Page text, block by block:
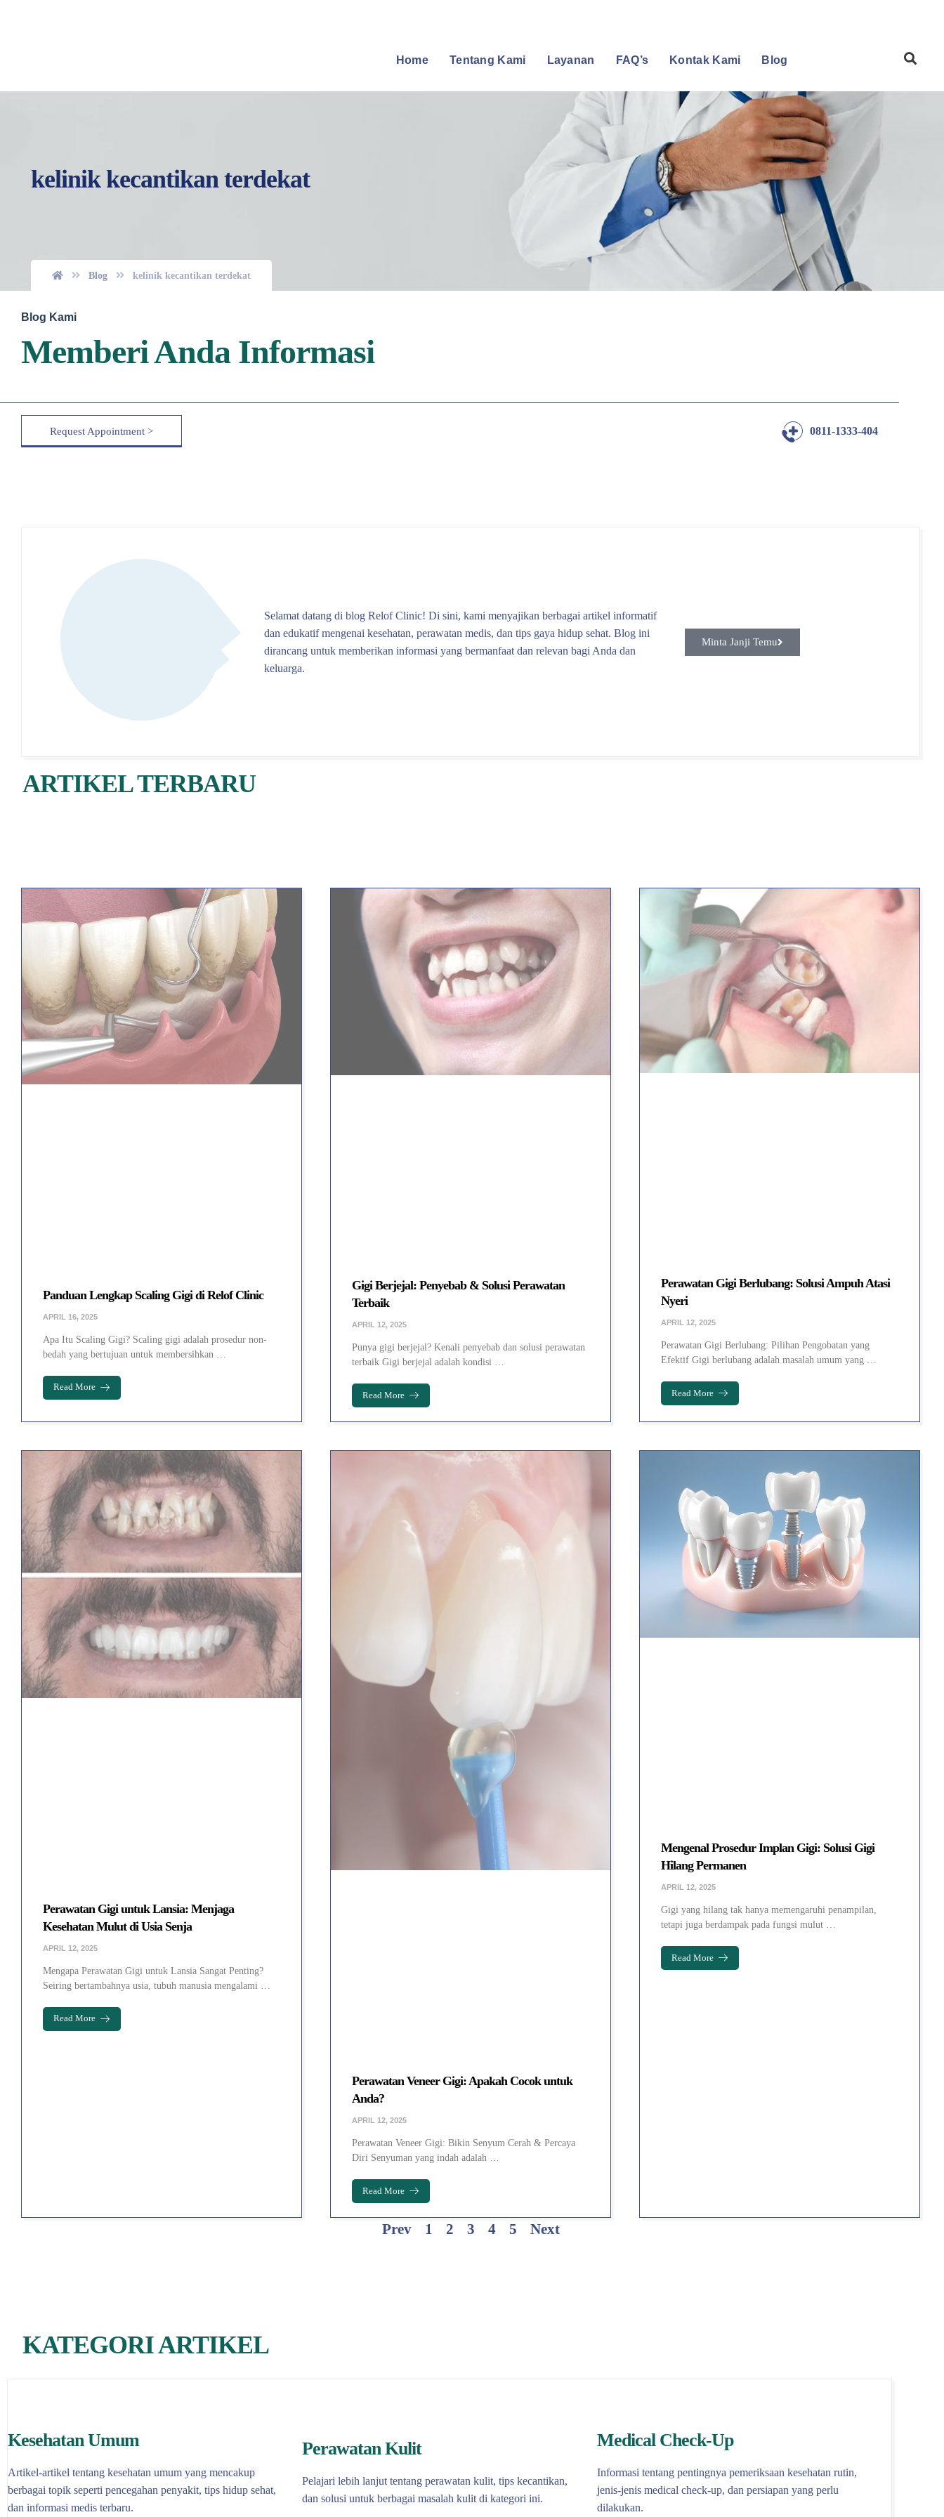
Home Tentang Kami Layanan FAQ’s Kontak Kami Blog
kelinik kecantikan terdekat
Blog kelinik kecantikan terdekat
Blog Kami
Memberi Anda Informasi
Request Appointment > 0811-1333-404
Selamat datang di blog Relof Clinic! Di sini, kami menyajikan berbagai artikel informatif
dan edukatif mengenai kesehatan, perawatan medis, dan tips gaya hidup sehat. Blog ini
dirancang untuk memberikan informasi yang bermanfaat dan relevan bagi Anda dan
keluarga.
Minta Janji Temu
ARTIKEL TERBARU
Panduan Lengkap Scaling Gigi di Relof Clinic
APRIL 16, 2025
Apa Itu Scaling Gigi? Scaling gigi adalah prosedur non-
bedah yang bertujuan untuk membersihkan …
Read More
Gigi Berjejal: Penyebab & Solusi Perawatan
Terbaik
APRIL 12, 2025
Punya gigi berjejal? Kenali penyebab dan solusi perawatan
terbaik Gigi berjejal adalah kondisi …
Read More
Perawatan Gigi Berlubang: Solusi Ampuh Atasi
Nyeri
APRIL 12, 2025
Perawatan Gigi Berlubang: Pilihan Pengobatan yang
Efektif Gigi berlubang adalah masalah umum yang …
Read More
Perawatan Gigi untuk Lansia: Menjaga
Kesehatan Mulut di Usia Senja
APRIL 12, 2025
Mengapa Perawatan Gigi untuk Lansia Sangat Penting?
Seiring bertambahnya usia, tubuh manusia mengalami …
Read More
Perawatan Veneer Gigi: Apakah Cocok untuk
Anda?
APRIL 12, 2025
Perawatan Veneer Gigi: Bikin Senyum Cerah & Percaya
Diri Senyuman yang indah adalah …
Read More
Mengenal Prosedur Implan Gigi: Solusi Gigi
Hilang Permanen
APRIL 12, 2025
Gigi yang hilang tak hanya memengaruhi penampilan,
tetapi juga berdampak pada fungsi mulut …
Read More
Prev 1 2 3 4 5 Next
KATEGORI ARTIKEL
Kesehatan Umum
Artikel-artikel tentang kesehatan umum yang mencakup
berbagai topik seperti pencegahan penyakit, tips hidup sehat,
dan informasi medis terbaru.
Perawatan Kulit
Pelajari lebih lanjut tentang perawatan kulit, tips kecantikan,
dan solusi untuk berbagai masalah kulit di kategori ini.
Medical Check-Up
Informasi tentang pentingnya pemeriksaan kesehatan rutin,
jenis-jenis medical check-up, dan persiapan yang perlu
dilakukan.